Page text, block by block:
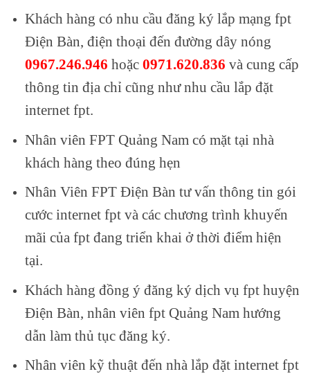
Khách hàng có nhu cầu đăng ký lắp mạng fpt
Điện Bàn, điện thoại đến đường dây nóng
0967.246.946 hoặc 0971.620.836 và cung cấp
thông tin địa chỉ cũng như nhu cầu lắp đặt
internet fpt.
Nhân viên FPT Quảng Nam có mặt tại nhà
khách hàng theo đúng hẹn
Nhân Viên FPT Điện Bàn tư vấn thông tin gói
cước internet fpt và các chương trình khuyến
mãi của fpt đang triển khai ở thời điểm hiện
tại.
Khách hàng đồng ý đăng ký dịch vụ fpt huyện
Điện Bàn, nhân viên fpt Quảng Nam hướng
dẫn làm thủ tục đăng ký.
Nhân viên kỹ thuật đến nhà lắp đặt internet fpt